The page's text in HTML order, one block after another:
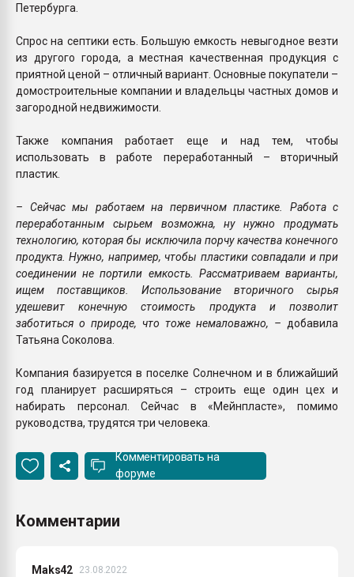
Петербурга.
Спрос на септики есть. Большую емкость невыгодное везти
из другого города, а местная качественная продукция с
приятной ценой – отличный вариант. Основные покупатели –
домостроительные компании и владельцы частных домов и
загородной недвижимости.
Также компания работает еще и над тем, чтобы
использовать в работе переработанный – вторичный
пластик.
– Сейчас мы работаем на первичном пластике. Работа с
переработанным сырьем возможна, ну нужно продумать
технологию, которая бы исключила порчу качества конечного
продукта. Нужно, например, чтобы пластики совпадали и при
соединении не портили емкость. Рассматриваем варианты,
ищем поставщиков. Использование вторичного сырья
удешевит конечную стоимость продукта и позволит
заботиться о природе, что тоже немаловажно, – добавила
Татьяна Соколова.
Компания базируется в поселке Солнечном и в ближайший
год планирует расширяться – строить еще один цех и
набирать персонал. Сейчас в «Мейнпласте», помимо
руководства, трудятся три человека.
Комментировать на
форуме
Комментарии
Maks42
23.08.2022